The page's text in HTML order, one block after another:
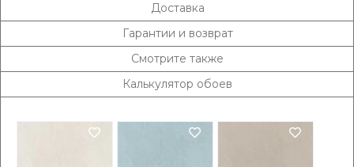
Доставка
Гарантии и возврат
Смотрите также
Калькулятор обоев